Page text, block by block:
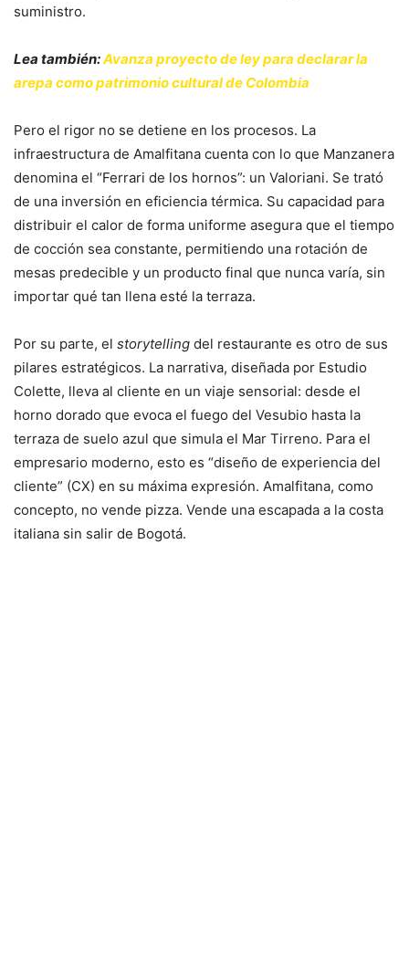
suministro.
Lea también:Avanza proyecto de ley para declarar la
arepa como patrimonio cultural de Colombia
Pero el rigor no se detiene en los procesos. La
infraestructura de Amalfitana cuenta con lo que Manzanera
denomina el “Ferrari de los hornos”: un Valoriani. Se trató
de una inversión en eficiencia térmica. Su capacidad para
distribuir el calor de forma uniforme asegura que el tiempo
de cocción sea constante, permitiendo una rotación de
mesas predecible y un producto final que nunca varía, sin
importar qué tan llena esté la terraza.
Por su parte, el storytelling del restaurante es otro de sus
pilares estratégicos. La narrativa, diseñada por Estudio
Colette, lleva al cliente en un viaje sensorial: desde el
horno dorado que evoca el fuego del Vesubio hasta la
terraza de suelo azul que simula el Mar Tirreno. Para el
empresario moderno, esto es “diseño de experiencia del
cliente” (CX) en su máxima expresión. Amalfitana, como
concepto, no vende pizza. Vende una escapada a la costa
italiana sin salir de Bogotá.